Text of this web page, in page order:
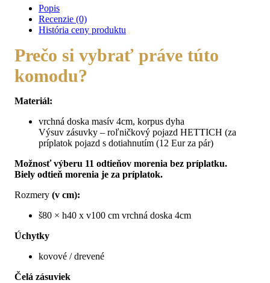
Popis
Recenzie (0)
História ceny produktu
Prečo si vybrať práve túto
komodu?
Materiál:
vrchná doska masív 4cm, korpus dyha
Výsuv zásuvky – roľničkový pojazd HETTICH (za
príplatok pojazd s dotiahnutím (12 Eur za pár)
Možnosť výberu 11 odtieňov morenia bez príplatku.
Biely odtieň morenia je za príplatok.
Rozmery (v cm):
š80 × h40 x v100 cm vrchná doska 4cm
Úchytky
kovové / drevené
Čelá zásuviek